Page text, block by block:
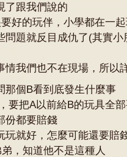
了跟我們說的
好的玩伴，小學都在一
問題就反目成仇了(其實
情我們也不在現場，所以
那個B看到底發生什麼事
要把A以前給B的玩具全
份都要賠錢
玩就好，怎麼可能還要賠
，知道他不是這種人